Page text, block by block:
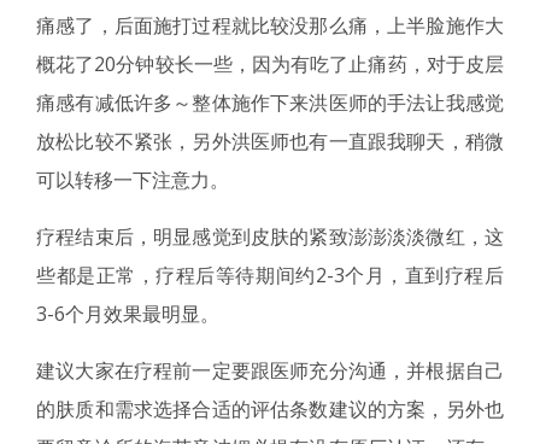
痛感了，后面施打过程就比较没那么痛，上半脸施作大
概花了20分钟较长一些，因为有吃了止痛药，对于皮层
痛感有减低许多～整体施作下来洪医师的手法让我感觉
放松比较不紧张，另外洪医师也有一直跟我聊天，稍微
可以转移一下注意力。
疗程结束后，明显感觉到皮肤的紧致澎澎淡淡微红，这
些都是正常，疗程后等待期间约2-3个月，直到疗程后
3-6个月效果最明显。
建议大家在疗程前一定要跟医师充分沟通，并根据自己
的肤质和需求选择合适的评估条数建议的方案，另外也